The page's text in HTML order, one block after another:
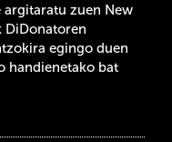
zuen New
DiDonatoren
egingo duen
handienetako bat